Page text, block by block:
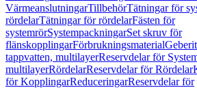
VärmeanslutningarTillbehörTätningar för
rördelarTätningar för rördelarFästen för
systemrörSystempackningarSet skruv för
flänskopplingarFörbrukningsmaterial
tappvatten, multilayerReservdelar för
multilayerRördelarReservdelar för Rördelar
för KopplingarReduceringarReservdelar för